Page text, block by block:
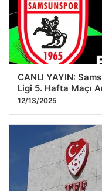
CANLI YAYIN:
Ligi 5. Hafta Maçı
12/13/2025